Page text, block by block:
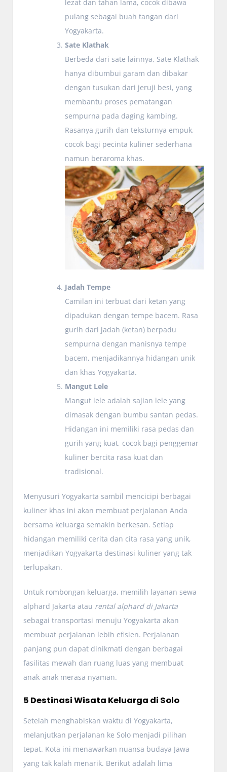
lezat dan tahan lama, cocok dibawa
pulang sebagai buah tangan dari
Yogyakarta.
Sate Klathak
Berbeda dari sate lainnya, Sate Klathak
hanya dibumbui garam dan dibakar
dengan tusukan dari jeruji besi, yang
membantu proses pematangan
sempurna pada daging kambing.
Rasanya gurih dan teksturnya empuk,
cocok bagi pecinta kuliner sederhana
namun beraroma khas.
Jadah Tempe
Camilan ini terbuat dari ketan yang
dipadukan dengan tempe bacem. Rasa
gurih dari jadah (ketan) berpadu
sempurna dengan manisnya tempe
bacem, menjadikannya hidangan unik
dan khas Yogyakarta.
Mangut Lele
Mangut lele adalah sajian lele yang
dimasak dengan bumbu santan pedas.
Hidangan ini memiliki rasa pedas dan
gurih yang kuat, cocok bagi penggemar
kuliner bercita rasa kuat dan
tradisional.
Menyusuri Yogyakarta sambil mencicipi berbagai
kuliner khas ini akan membuat perjalanan Anda
bersama keluarga semakin berkesan. Setiap
hidangan memiliki cerita dan cita rasa yang unik,
menjadikan Yogyakarta destinasi kuliner yang tak
terlupakan.
Untuk rombongan keluarga, memilih layanan sewa
alphard Jakarta atau rental alphard di Jakarta
sebagai transportasi menuju Yogyakarta akan
membuat perjalanan lebih efisien. Perjalanan
panjang pun dapat dinikmati dengan berbagai
fasilitas mewah dan ruang luas yang membuat
anak-anak merasa nyaman.
5 Destinasi Wisata Keluarga di Solo
Setelah menghabiskan waktu di Yogyakarta,
melanjutkan perjalanan ke Solo menjadi pilihan
tepat. Kota ini menawarkan nuansa budaya Jawa
yang tak kalah menarik. Berikut adalah lima